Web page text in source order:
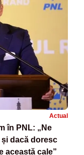
Actual
în PNL: „Ne
dacă doresc
această cale”